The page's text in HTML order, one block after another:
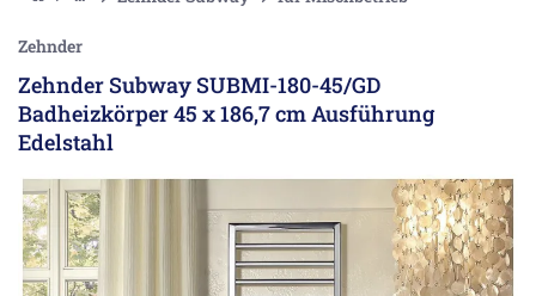
Zehnder
Zehnder Subway SUBMI-180-45/GD
Badheizkörper 45 x 186,7 cm Ausführung
Edelstahl